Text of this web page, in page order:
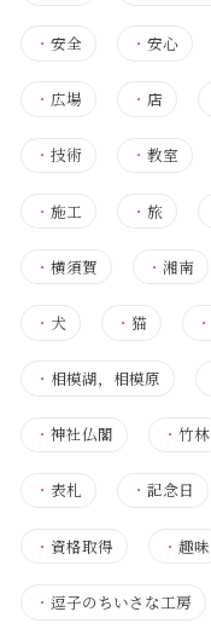
・ 安全 ・安心
・ 広場 ・ 店
・ 技術 ・教室
・ 施工 ・ 旅
・ 横須賀 ・湘南
・ 犬 ・猫 ・
・ 相模湖，相模原
・ 神社仏閣 ・竹林
・ 表札 ・記念日
・ 資格取得 ・趣味
・ 逗子のちいさな工房